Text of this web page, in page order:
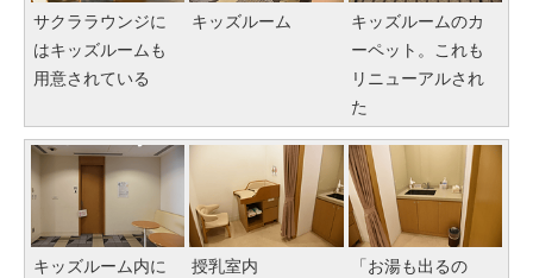
サクララウンジに
はキッズルームも
用意されている
キッズルーム
キッズルームのカ
ーペット。これも
リニューアルされ
た
キッズルーム内に
授乳室内
「お湯も出るの